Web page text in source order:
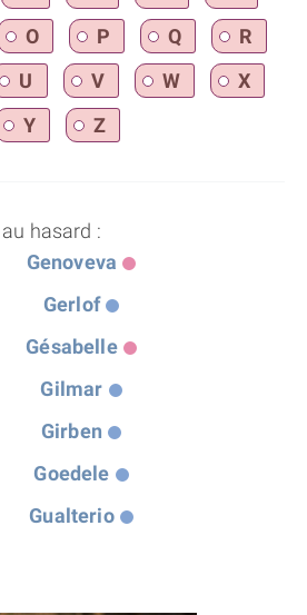
O P Q
R
U V W
X
Y
Z
hasard :
Genoveva
Gerlof
Gésabelle
Gilmar
Girben
Goedele
Gualterio